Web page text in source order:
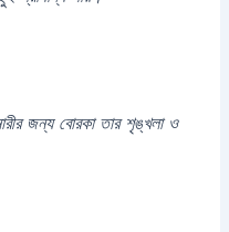
জন্য বোরকা তার শৃঙ্খলা ও